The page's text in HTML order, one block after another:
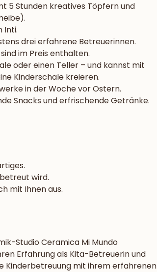
5 Stunden kreatives Töpfern und
Inti.
drei erfahrene Betreuerinnen.
im Preis enthalten.
oder einen Teller – und kannst mit
Kinderschale kreieren.
in der Woche vor Ostern.
Snacks und erfrischende Getränke.
wird.
mit Ihnen aus.
Studio Ceramica Mi Mundo
Erfahrung als Kita-Betreuerin und
Kinderbetreuung mit ihrem erfahrenen